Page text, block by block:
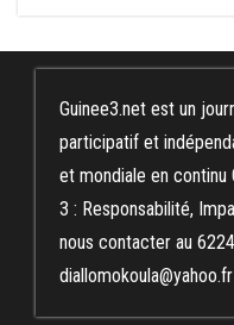
Guinee3.net est un
participatif et
et mondiale en continu
3 : Responsabilité,
nous contacter au
diallomokoula@yahoo.fr